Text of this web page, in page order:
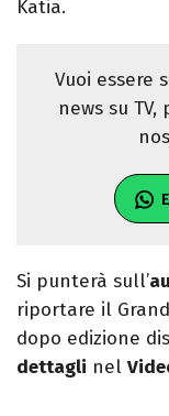
Katia.
Vuoi essere
news su
Si punterà sull’
riportare il
dopo edizione
dettagli nel